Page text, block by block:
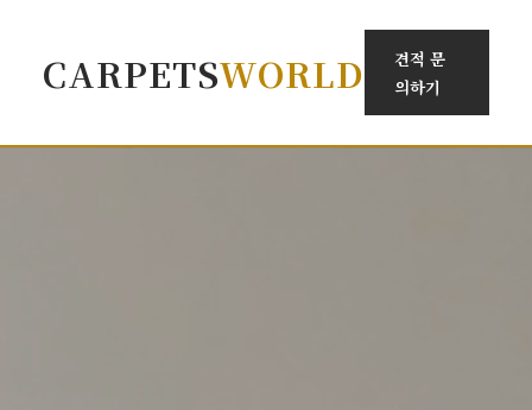
CARPETSWORLD
견적 문
의하기